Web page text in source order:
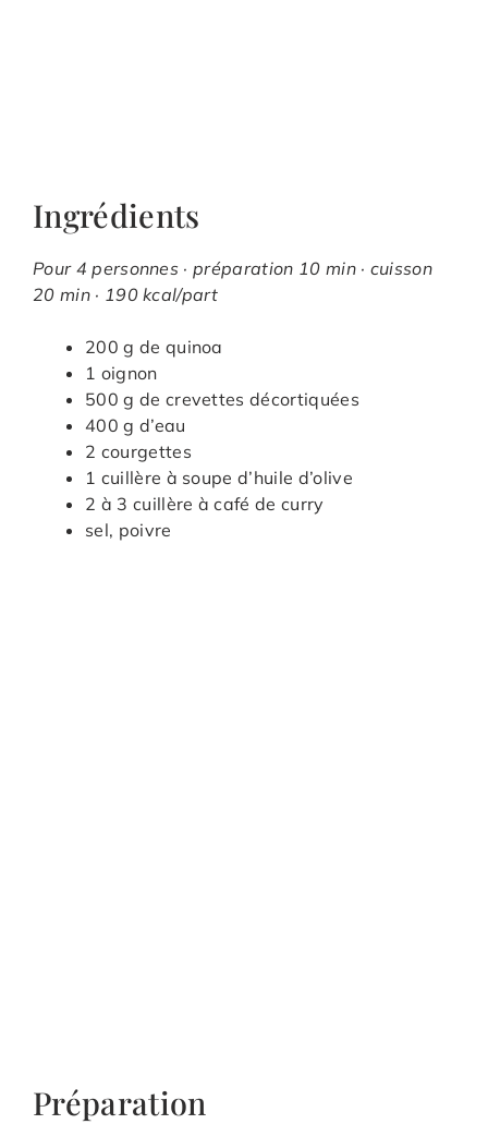
Ingrédients
Pour 4 personnes · préparation 10 min · cuisson
20 min · 190 kcal/part
200 g de quinoa
1 oignon
500 g de crevettes décortiquées
400 g d’eau
2 courgettes
1 cuillère à soupe d’huile d’olive
2 à 3 cuillère à café de curry
sel, poivre
Préparation